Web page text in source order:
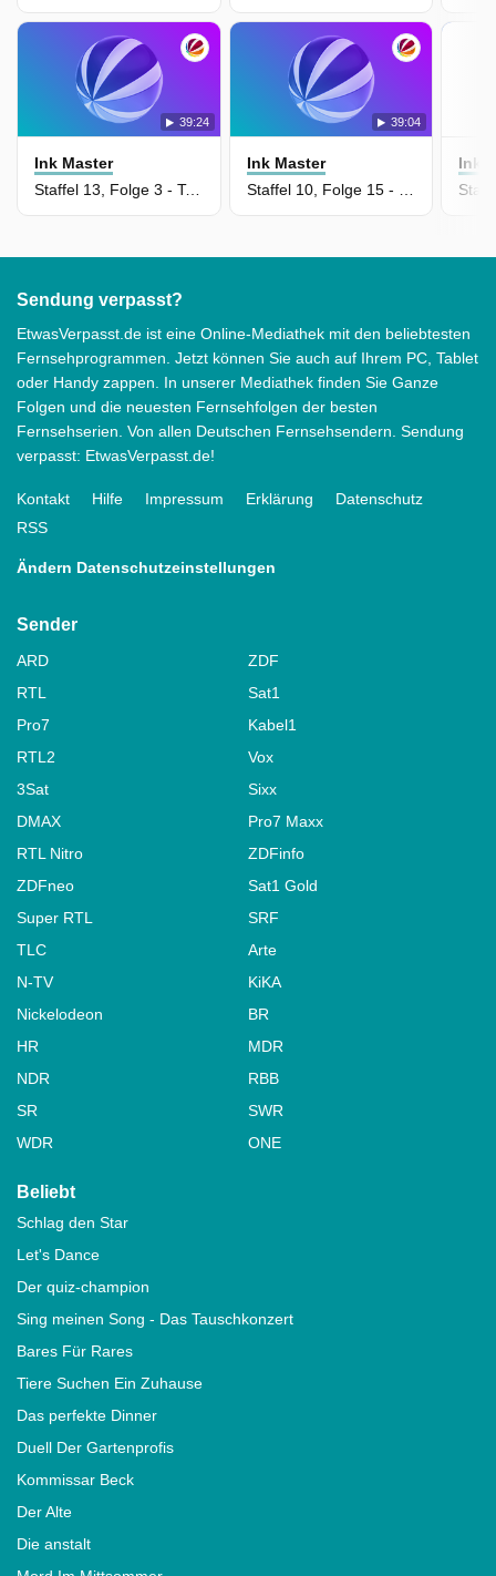
39:24
Ink Master
Staffel 13, Folge 3 - Teamwork ist Dreamwork
39:04
Ink Master
Ink
Sendung verpasst?
EtwasVerpasst.de ist eine Online-Mediathek mit den beliebtesten
Fernsehprogrammen. Jetzt können Sie auch auf Ihrem PC, Tablet
oder Handy zappen. In unserer Mediathek finden Sie Ganze
Folgen und die neuesten Fernsehfolgen der besten
Fernsehserien. Von allen Deutschen Fernsehsendern. Sendung
verpasst: EtwasVerpasst.de!
Kontakt Hilfe Impressum Erklärung
Datenschutz
RSS
Ändern Datenschutzeinstellungen
Sender
ARD
ZDF
RTL
Sat1
Pro7
Kabel1
RTL2
Vox
3Sat
Sixx
DMAX
Pro7 Maxx
RTL Nitro
ZDFinfo
ZDFneo
Sat1 Gold
Super RTL
SRF
TLC
Arte
N-TV
KiKA
Nickelodeon
BR
HR
MDR
NDR
RBB
SR
SWR
WDR
ONE
Beliebt
Schlag den Star
Let's Dance
Der quiz-champion
Sing meinen Song - Das Tauschkonzert
Bares Für Rares
Tiere Suchen Ein Zuhause
Das perfekte Dinner
Duell Der Gartenprofis
Kommissar Beck
Der Alte
Die anstalt